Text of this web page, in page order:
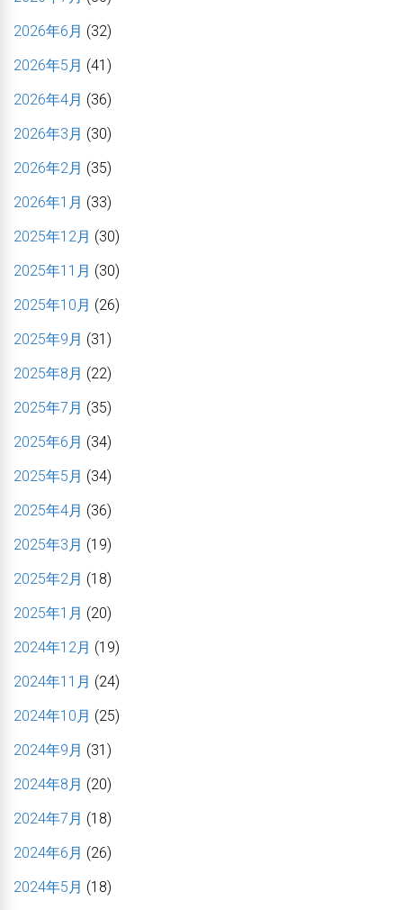
2026年6月 (32)
2026年5月 (41)
2026年4月 (36)
2026年3月 (30)
2026年2月 (35)
2026年1月 (33)
2025年12月 (30)
2025年11月 (30)
2025年10月 (26)
2025年9月 (31)
2025年8月 (22)
2025年7月 (35)
2025年6月 (34)
2025年5月 (34)
2025年4月 (36)
2025年3月 (19)
2025年2月 (18)
2025年1月 (20)
2024年12月 (19)
2024年11月 (24)
2024年10月 (25)
2024年9月 (31)
2024年8月 (20)
2024年7月 (18)
2024年6月 (26)
2024年5月 (18)